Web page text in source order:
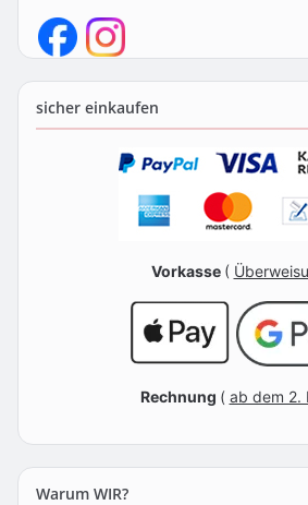
sicher einkaufen
Vorkasse (
Rechnung ( ab dem 2.
Warum WIR?